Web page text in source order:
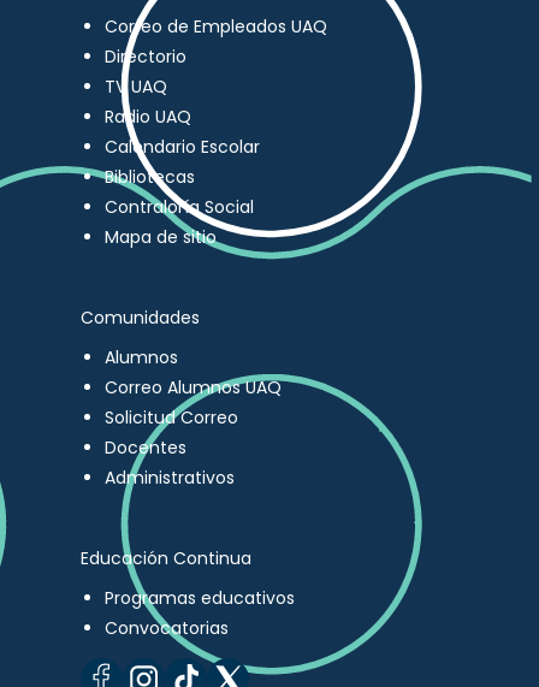
Correo de Empleados UAQ
Directorio
TV UAQ
Radio UAQ
Calendario Escolar
Bibliotecas
Contraloría Social
Mapa de sitio
Comunidades
Alumnos
Correo Alumnos UAQ
Solicitud Correo
Docentes
Administrativos
Educación Continua
Programas educativos
Convocatorias